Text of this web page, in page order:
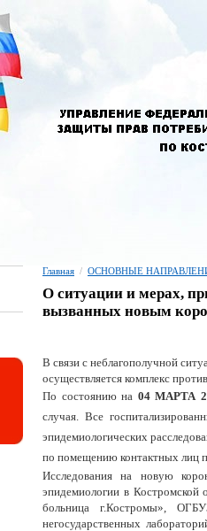
Главная / ОСНОВНЫЕ
О ситуации и мерах,
вызванных новым
В связи с неблагополучной
осуществляется комплекс
По состоянию на 04 МАРТА
случая. Все
эпидемиологических
по помещению контактных лиц
Исследования на новую
эпидемиологии в Костромской
больница г.Костромы»,
негосударственных